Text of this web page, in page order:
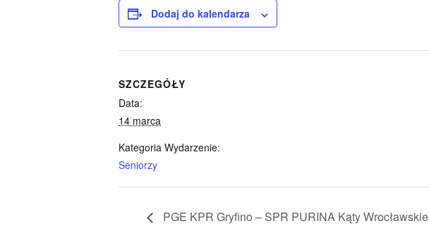
Dodaj do kalendarza
SZCZEGÓŁY
Data:
14 marca
Kategoria Wydarzenie:
Seniorzy
PGE KPR Gryfino – SPR PURINA Kąty Wrocławskie